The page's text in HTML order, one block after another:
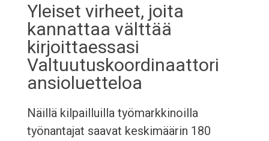
Yleiset virheet, joita
kannattaa välttää
kirjoittaessasi
Valtuutuskoordinaattori
ansioluetteloa
Näillä kilpailluilla työmarkkinoilla
työnantajat saavat keskimäärin 180